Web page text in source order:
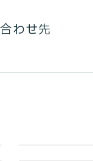
わせ先